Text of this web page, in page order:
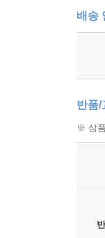
IV. 신
V.
{변증
VII.
배송
반품/
※ 상